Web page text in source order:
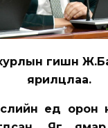
гишүүн
ярилцлаа.
үед